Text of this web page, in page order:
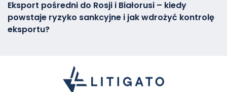
Eksport pośredni do Rosji i Białorusi – kiedy
powstaje ryzyko sankcyjne i jak wdrożyć kontrolę
eksportu?